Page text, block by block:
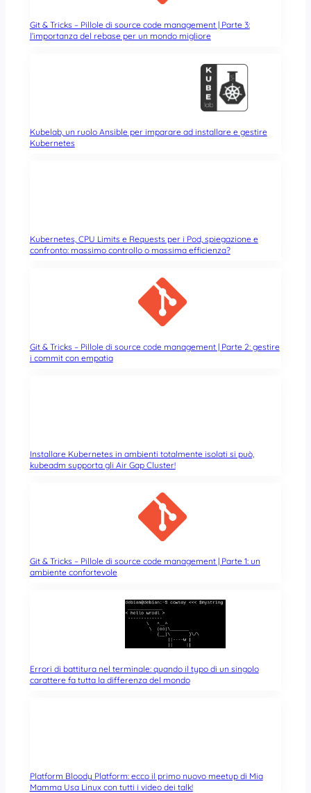
Git & Tricks – Pillole di source code management | Parte 3:
l’importanza del rebase per un mondo migliore
Kubelab, un ruolo Ansible per imparare ad installare e gestire
Kubernetes
Kubernetes, CPU Limits e Requests per i Pod, spiegazione e
confronto: massimo controllo o massima efficienza?
Git & Tricks – Pillole di source code management | Parte 2: gestire
i commit con empatia
Installare Kubernetes in ambienti totalmente isolati si può,
kubeadm supporta gli Air Gap Cluster!
Git & Tricks – Pillole di source code management | Parte 1: un
ambiente confortevole
Errori di battitura nel terminale: quando il typo di un singolo
carattere fa tutta la differenza del mondo
Platform Bloody Platform: ecco il primo nuovo meetup di Mia
Mamma Usa Linux con tutti i video dei talk!